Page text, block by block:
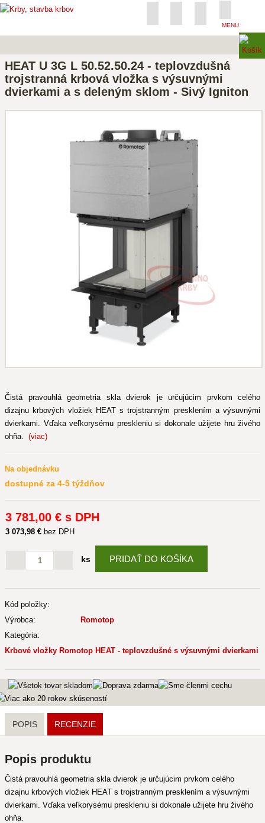
MENU
HEAT U 3G L 50.52.50.24 - teplovzdušná
trojstranná krbová vložka s výsuvnými
dvierkami a s deleným sklom - Sivý Igniton
Čistá pravouhlá geometria skla dvierok je určujúcim prvkom celého
dizajnu krbových vložiek HEAT s trojstranným presklením a výsuvnými
dvierkami. Vďaka veľkorysému preskleniu si dokonale užijete hru živého
ohňa. (viac)
Na objednávku
dostupné za 4-5 týždňov
3 781,00 € s DPH
3 073,98 € bez DPH
ks PRIDAŤ DO KOŠÍKA
Kód položky:
Výrobca:
Romotop
Kategória:
Krbové vložky Romotop HEAT - teplovzdušné s výsuvnými dvierkami
POPIS RECENZIE
Popis produktu
Čistá pravouhlá geometria skla dvierok je určujúcim prvkom celého
dizajnu krbových vložiek HEAT s trojstranným presklením a výsuvnými
dvierkami. Vďaka veľkorysému preskleniu si dokonale užijete hru živého
ohňa.